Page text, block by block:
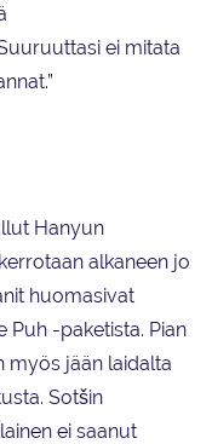
ei mitata
Hanyun
alkaneen jo
huomasivat
Puh -paketista. Pian
myös jään laidalta
Sotšin
ei saanut